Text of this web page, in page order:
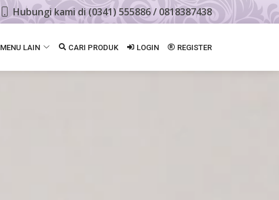
Hubungi kami di (0341) 555886 / 0818387438
MENU LAIN CARI PRODUK LOGIN REGISTER